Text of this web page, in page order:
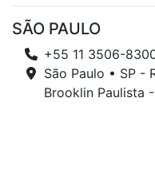
SÃO PAULO
+55 11 3506-
São Paulo • SP -
Brooklin Paulista